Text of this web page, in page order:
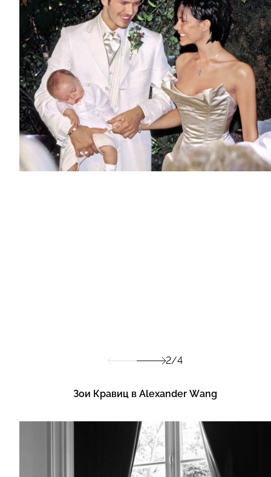
2/4
Зои Кравиц в Alexander Wang